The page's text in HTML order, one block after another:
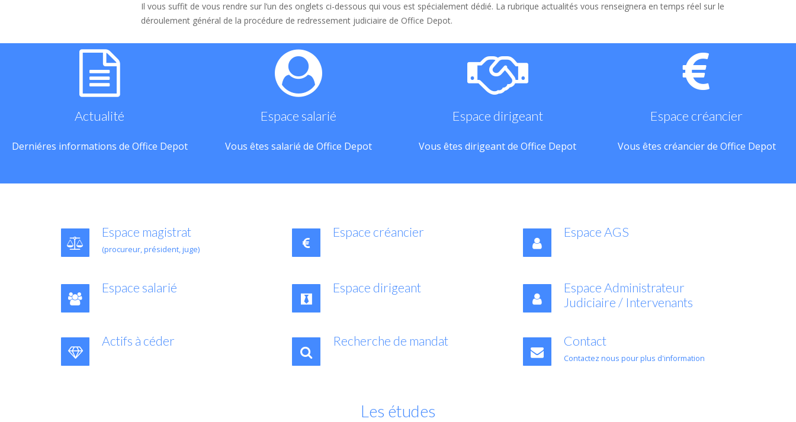
Il vous suffit de vous rendre sur l’un des onglets ci-dessous qui vous est spécialement dédié. La rubrique actualités vous renseignera en temps réel sur le
déroulement général de la procédure de redressement judiciaire de Office Depot.
Actualité
Derniéres informations de Office Depot
Espace salarié
Vous êtes salarié de Office Depot
Espace dirigeant
Vous êtes dirigeant de Office Depot
Espace créancier
Vous êtes créancier de Office Depot
Espace magistrat
(procureur, président, juge)
Espace créancier Espace AGS
Espace salarié Espace dirigeant
Espace Administrateur
Judiciaire / Intervenants
Actifs à céder Recherche de mandat Contact
Contactez nous pour plus d'information
Les études